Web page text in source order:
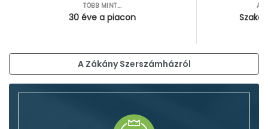
TÖBB MINT...
30 éve a piacon
A Zákány Szerszámházról